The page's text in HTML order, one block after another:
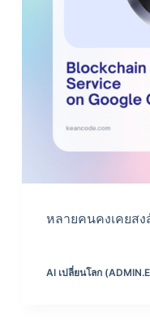
หลายคนคงเคยส
AI เปลี่ยนโลก